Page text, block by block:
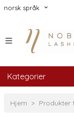
norsk språk
Kategorier
Hjem Produkter